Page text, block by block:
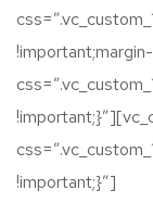
!important;}”]